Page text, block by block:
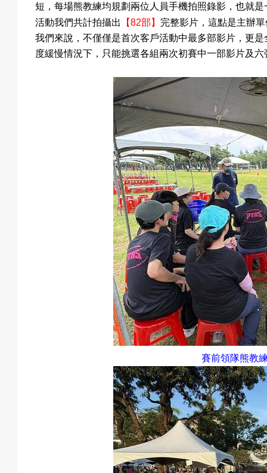
短，每場熊教練均規劃兩位人員手機拍照錄影，也就
活動我們共計拍攝出
【82部】
完整影片，這點是主辦
我們來說，不僅僅是首次客戶活動中最多部影片，更
度緩慢情況下，只能挑選各組兩次初賽中一部影片及
賽前領隊熊教